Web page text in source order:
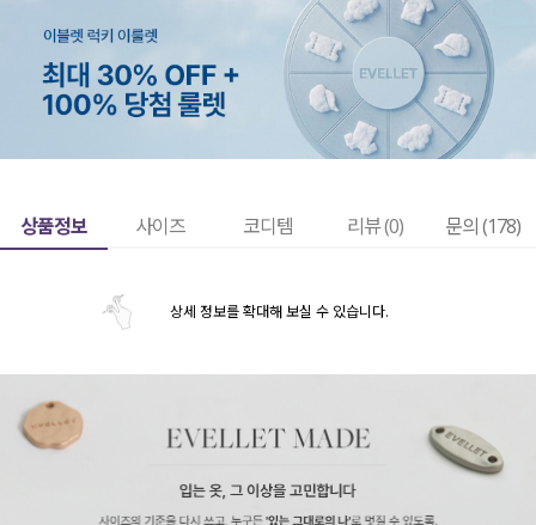
상품정보 사이즈 코디템 리뷰 (0) 문의 (178)
상세 정보를 확대해 보실 수 있습니다.